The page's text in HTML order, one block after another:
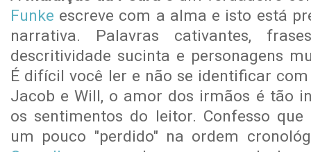
Funke escreve com a alma e isto está
narrativa. Palavras cativantes,
descritividade sucinta e personagens
É difícil você ler e não se identificar
Jacob e Will, o amor dos irmãos é tão
os sentimentos do leitor. Confesso
um pouco "perdido" na ordem